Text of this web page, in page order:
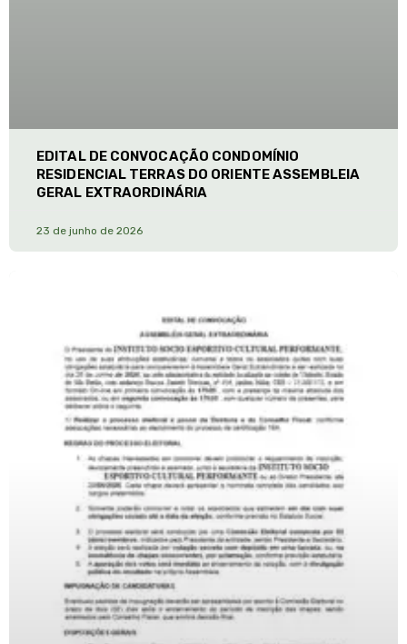
EDITAL DE CONVOCAÇÃO CONDOMÍNIO
RESIDENCIAL TERRAS DO ORIENTE ASSEMBLEIA
GERAL EXTRAORDINÁRIA
23 de junho de 2026